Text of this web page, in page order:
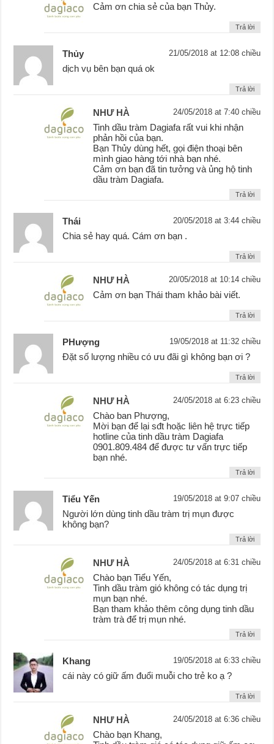
Cảm ơn chia sẻ của bạn Thủy.
Trả lời
Thủy 21/05/2018 at 12:08 chiều
dịch vụ bên bạn quá ok
Trả lời
NHƯ HÀ 24/05/2018 at 7:40 chiều
Tinh dầu tràm Dagiafa rất vui khi nhận
phản hồi của bạn.
Bạn Thủy dùng hết, gọi điện thoại bên
mình giao hàng tới nhà bạn nhé.
Cảm ơn bạn đã tin tưởng và ủng hộ tinh
dầu tràm Dagiafa.
Trả lời
Thái 20/05/2018 at 3:44 chiều
Chia sẻ hay quá. Cám ơn bạn .
Trả lời
NHƯ HÀ 20/05/2018 at 10:14 chiều
Cảm ơn bạn Thái tham khảo bài viết.
Trả lời
PHượng 19/05/2018 at 11:32 chiều
Đặt số lượng nhiều có ưu đãi gì không bạn ơi ?
Trả lời
NHƯ HÀ 24/05/2018 at 6:23 chiều
Chào ban Phượng,
Mời bạn để lại sđt hoặc liên hệ trực tiếp
hotline của tinh dầu tràm Dagiafa
0901.809.484 để được tư vấn trực tiếp
bạn nhé.
Trả lời
Tiểu Yến 19/05/2018 at 9:07 chiều
Người lớn dùng tinh dầu tràm trị mụn được
không bạn?
Trả lời
NHƯ HÀ 24/05/2018 at 6:31 chiều
Chào bạn Tiểu Yến,
Tinh dầu tràm gió không có tác dụng trị
mụn bạn nhé.
Bạn tham khảo thêm công dụng tinh dầu
tràm trà để trị mụn nhé.
Trả lời
Khang 19/05/2018 at 6:33 chiều
cái này có giữ ấm đuổi muỗi cho trẻ ko ạ ?
Trả lời
NHƯ HÀ 24/05/2018 at 6:36 chiều
Chào bạn Khang,